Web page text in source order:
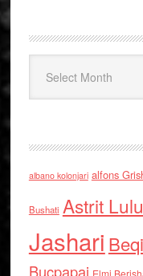
albano kolonjari alfons
Bushati Astrit
Jashari
Buçpapaj Elmi